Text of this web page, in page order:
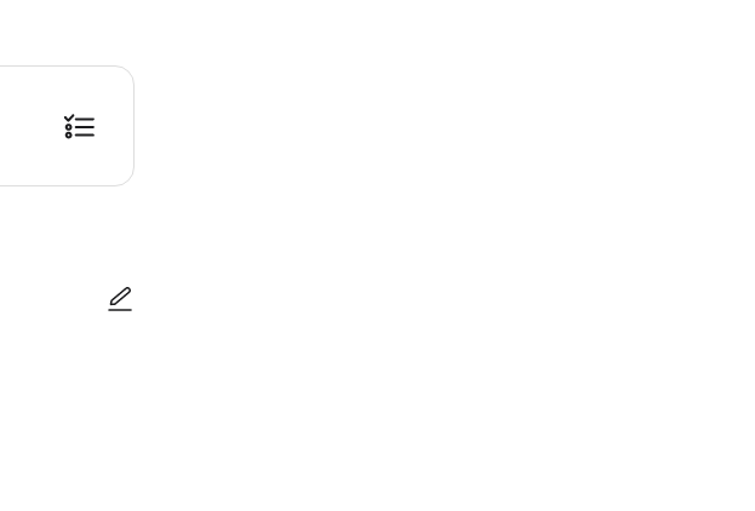
다를 수 있으니, 예약 시 확인 부탁드립니다.)